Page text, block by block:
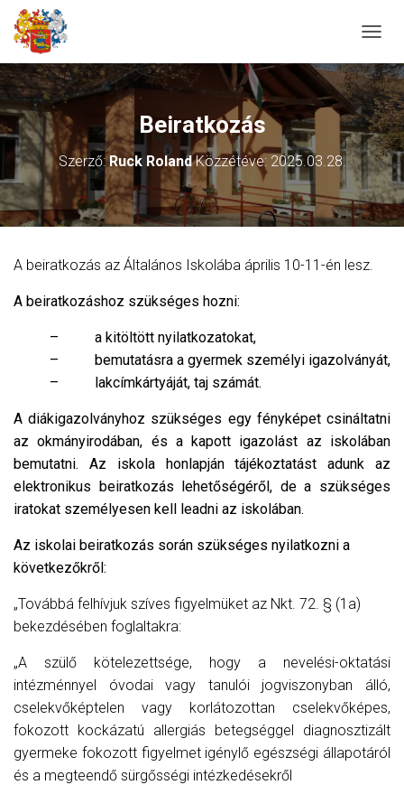
A
V
G
Á
C
I
Ó
B
K
C
S
Á
S
Beiratkozás
Szerző:Ruck RolandKözzétéve: 2025.03.28.
A beiratkozás az Általános Iskolába április 10-11-én lesz.
A beiratkozáshoz szükséges hozni:
– a kitöltött nyilatkozatokat,
– bemutatásra a gyermek személyi igazolványát,
– lakcímkártyáját, taj számát.
A diákigazolványhoz szükséges egy fényképet csináltatni
az okmányirodában, és a kapott igazolást az iskolában
bemutatni. Az iskola honlapján tájékoztatást adunk az
elektronikus beiratkozás lehetőségéről, de a szükséges
iratokat személyesen kell leadni az iskolában.
Az iskolai beiratkozás során szükséges nyilatkozni a
következőkről:
„Továbbá felhívjuk szíves figyelmüket az Nkt. 72. § (1a)
bekezdésében foglaltakra:
„A szülő kötelezettsége, hogy a nevelési-oktatási
intézménnyel óvodai vagy tanulói jogviszonyban álló,
cselekvőképtelen vagy korlátozottan cselekvőképes,
fokozott kockázatú allergiás betegséggel diagnosztizált
gyermeke fokozott figyelmet igénylő egészségi állapotáról
és a megteendő sürgősségi intézkedésekről